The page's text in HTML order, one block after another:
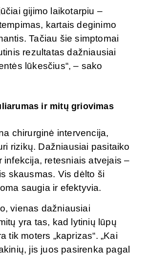
gijimo laikotarpiu –
kartais deginimo
Tačiau šie simptomai
rezultatas dažniausiai
lūkesčius“, – sako
ir mitų griovimas
chirurginė intervencija,
rizikų. Dažniausiai pasitaiko
infekcija, retesniais atvejais –
skausmas. Vis dėlto ši
saugia ir efektyvia.
vienas dažniausiai
yra tas, kad lytinių lūpų
tik moters „kaprizas“. „Kai
jis juos pasirenka pagal